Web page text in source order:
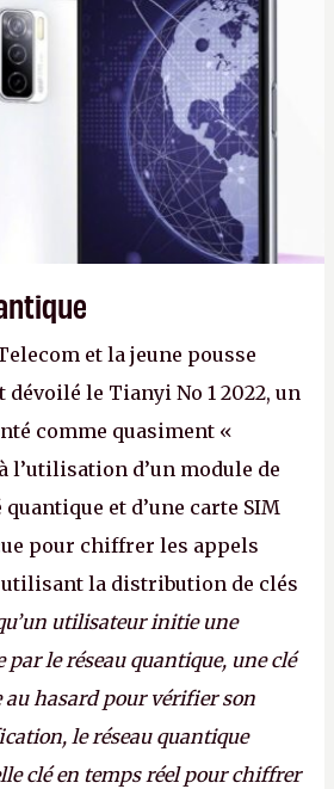
célèbre test de Turing. (Crédit
Brognoli)
et la jeune pousse
dévoilé le Tianyi No 1 2022, un
comme quasiment «
l’utilisation d’un module de
et d’une carte SIM
pour chiffrer les appels
utilisant la distribution de clés
utilisateur initie une
par le réseau quantique, une clé
au hasard pour vérifier son
le réseau quantique
clé en temps réel pour chiffrer